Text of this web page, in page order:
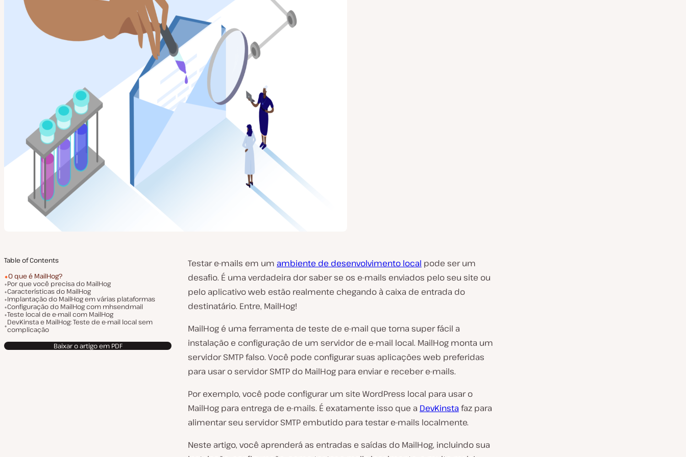
Table of Contents
O que é MailHog?
Por que você precisa do MailHog
Características do MailHog
Implantação do MailHog em várias plataformas
Configuração do MailHog com mhsendmail
Teste local de e-mail com MailHog
DevKinsta e MailHog: Teste de e-mail local sem
complicação
Baixar o artigo em PDF
Testar e-mails em um ambiente de desenvolvimento local pode ser um
desafio. É uma verdadeira dor saber se os e-mails enviados pelo seu site ou
pelo aplicativo web estão realmente chegando à caixa de entrada do
destinatário. Entre, MailHog!
MailHog é uma ferramenta de teste de e-mail que torna super fácil a
instalação e configuração de um servidor de e-mail local. MailHog monta um
servidor SMTP falso. Você pode configurar suas aplicações web preferidas
para usar o servidor SMTP do MailHog para enviar e receber e-mails.
Por exemplo, você pode configurar um site WordPress local para usar o
MailHog para entrega de e-mails. É exatamente isso que a DevKinstafaz para
alimentar seu servidor SMTP embutido para testar e-mails localmente.
Neste artigo, você aprenderá as entradas e saídas do MailHog, incluindo sua